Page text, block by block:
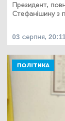
Президент,
Стефанішину з
03 серпня,
ПОЛІТИКА